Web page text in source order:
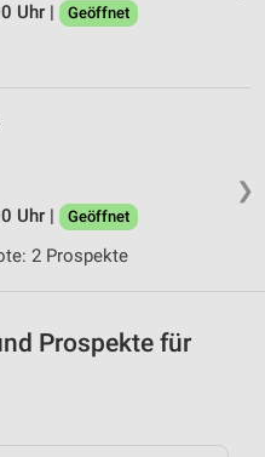
Uhr |
Geöffnet
❯
Uhr |
Geöffnet
2 Prospekte
Prospekte für